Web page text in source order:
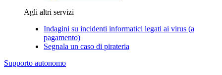
Agli altri servizi
Indagini su incidenti informatici legati ai virus (a
pagamento)
Segnala un caso di pirateria
Supporto autonomo